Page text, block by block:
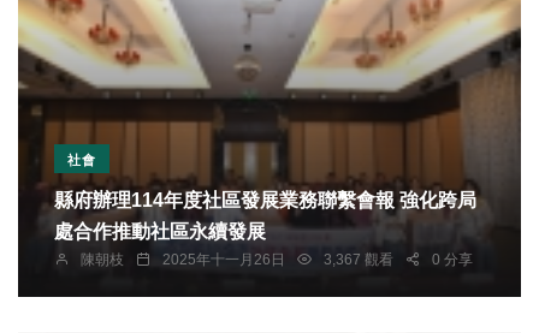
社會
縣府辦理114年度社區發展業務聯繫會報 強化跨局
處合作推動社區永續發展
陳朝枝 2025年十一月26日 3,367 觀看 0 分享